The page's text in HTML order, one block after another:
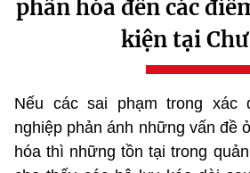
phần hóa đến các
kiện tại Chư
Nếu các sai phạm trong xác
nghiệp phản ánh những vấn đề
hóa thì những tồn tại trong